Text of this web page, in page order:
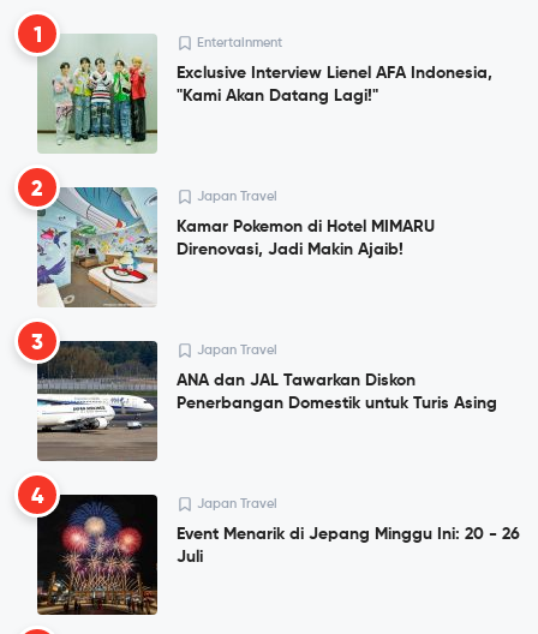
1 Entertainment
Exclusive Interview Lienel AFA Indonesia,
"Kami Akan Datang Lagi!"
2 Japan Travel
Kamar Pokemon di Hotel MIMARU
Direnovasi, Jadi Makin Ajaib!
3 Japan Travel
ANA dan JAL Tawarkan Diskon
Penerbangan Domestik untuk Turis Asing
4 Japan Travel
Event Menarik di Jepang Minggu Ini: 20 - 26
Juli